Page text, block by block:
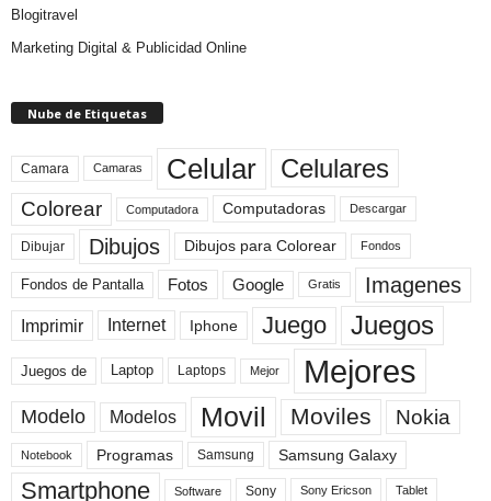
Blogitravel
Marketing Digital & Publicidad Online
Nube de Etiquetas
Camara Camaras Celular Celulares
Colorear Computadora Computadoras Descargar
Dibujar Dibujos Dibujos para Colorear Fondos
Fondos de Pantalla Fotos Google Gratis Imagenes
Imprimir Internet Iphone Juego Juegos
Juegos de Laptop Laptops Mejor Mejores
Modelo Modelos Movil Moviles Nokia
Notebook Programas Samsung Samsung Galaxy
Smartphone Software Sony Sony Ericson Tablet